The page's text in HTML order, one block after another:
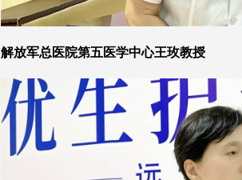
解放军总医院第五医学中心王玫教授